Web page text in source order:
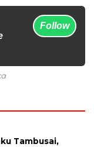
Follow
Tambusai,